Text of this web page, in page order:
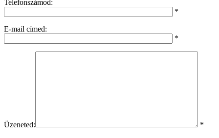
Telefonszámod:
*
E-mail címed:
*
Üzeneted: *